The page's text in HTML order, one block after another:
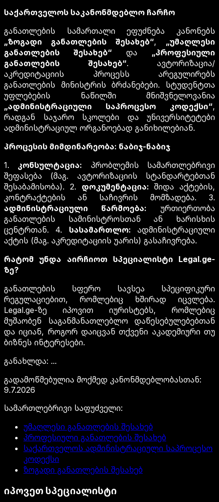
საქართველოს საკანონმდებლო ჩარჩო
განათლების სამართალი ეფუძნება კანონებს
„ზოგადი განათლების შესახებ“, „უმაღლესი
განათლების შესახებ“ და „პროფესიული
განათლების შესახებ“. ავტორიზაცია/
აკრედიტაციის პროცესს არეგულირებს
განათლების მინისტრის ბრძანებები. სტუდენტთა
უფლებების ნაწილში მნიშვნელოვანია
„ადმინისტრაციული საპროცესო კოდექსი“,
რადგან საჯარო სკოლები და უნივერსიტეტები
ადმინისტრაციულ ორგანოებად განიხილებიან.
პროცესის მიმდინარეობა: ნაბიჯ-ნაბიჯ
1. კონსულტაცია: პრობლემის სამართლებრივი
შეფასება (მაგ. ავტორიზაციის სტანდარტებთან
შესაბამისობა). 2. დოკუმენტაცია: შიდა აქტების,
კონტრაქტების ან საჩივრის მომზადება. 3.
ადმინისტრაციული წარმოება: ურთიერთობა
განათლების სამინისტროსთან ან ხარისხის
ცენტრთან. 4. სასამართლო: ადმინისტრაციული
აქტის (მაგ. აკრედიტაციის უარის) გასაჩივრება.
რატომ უნდა აირჩიოთ სპეციალისტი Legal.ge-
ზე?
განათლების სფერო სავსეა სპეციფიკური
რეგულაციებით, რომლებიც ხშირად იცვლება.
Legal.ge-ზე იპოვით იურისტებს, რომლებიც
მუშაობენ საგანმანათლებლო დაწესებულებებთან
და იციან, როგორ დაიცვან თქვენი აკადემიური თუ
ბიზნეს ინტერესები.
განახლდა: ...
გადამოწმებულია მოქმედ კანონმდებლობასთან:
9.7.2026
სამართლებრივი საფუძველი:
უმაღლესი განათლების შესახებ
პროფესიული განათლების შესახებ
საქართველოს ადმინისტრაციული საპროცესო
კოდექსი
ზოგადი განათლების შესახებ
იპოვეთ სპეციალისტი